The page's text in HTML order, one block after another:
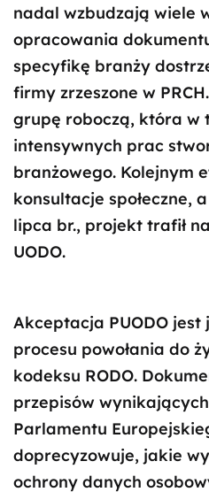
nadal wzbudzają wiele
opracowania
specyfikę branży
firmy zrzeszone w
grupę roboczą, która w
intensywnych prac
branżowego. Kolejnym
konsultacje społeczne,
lipca br., projekt trafił
UODO.
Akceptacja PUODO
procesu powołania do
kodeksu RODO.
przepisów
Parlamentu
doprecyzowuje, jakie
ochrony danych